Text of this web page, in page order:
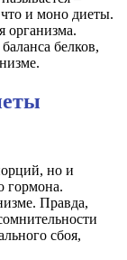
и моно диеты.
организма.
белков,
но и
гормона.
Правда,
сбоя,